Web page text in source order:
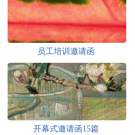
员工培训邀请函
开幕式邀请函15篇